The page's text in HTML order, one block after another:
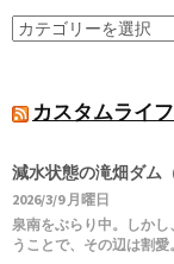
カスタムライ
減水状態の滝畑ダム
2026/3/9 月曜日
泉南をぶらり中。しか
うことで、その辺は割